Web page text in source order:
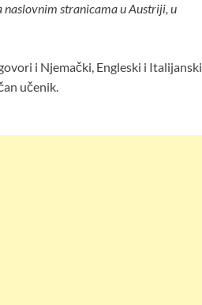
stranicama u Austriji, u
i Njemački, Engleski i Italijanski
učenik.